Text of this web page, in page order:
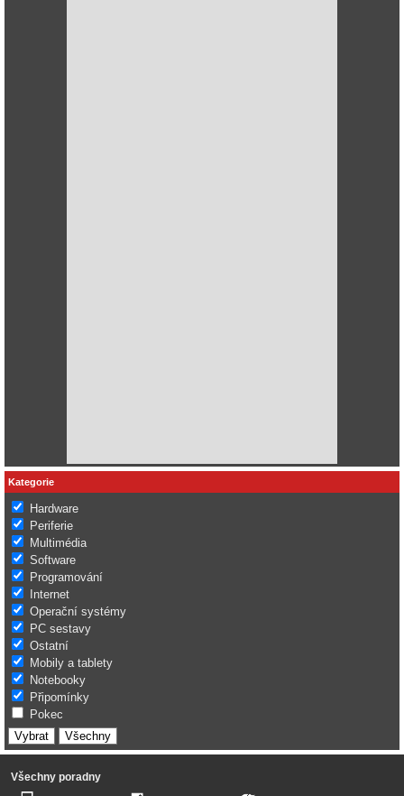
Kategorie
Hardware
Periferie
Multimédia
Software
Programování
Internet
Operační systémy
PC sestavy
Ostatní
Mobily a tablety
Notebooky
Připomínky
Pokec
Všechny poradny